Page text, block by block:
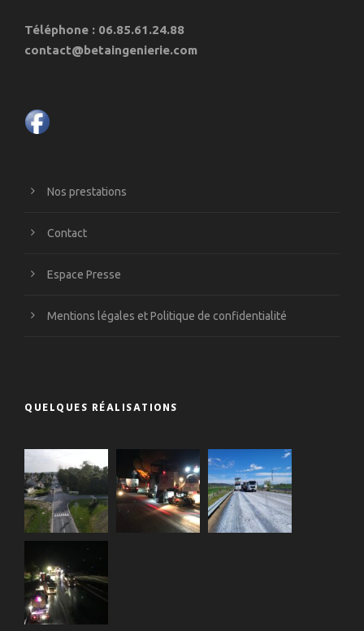
Téléphone : 06.85.61.24.88
contact@betaingenierie.com
Nos prestations
Contact
Espace Presse
Mentions légales et Politique de confidentialité
QUELQUES RÉALISATIONS